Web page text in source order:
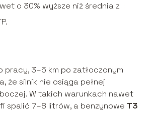
o 30% wyższe niż średnia z
pracy, 3–5 km po zatłoczonym
że silnik nie osiąga pełnej
W takich warunkach nawet
spalić 7–8 litrów, a benzynowe T3